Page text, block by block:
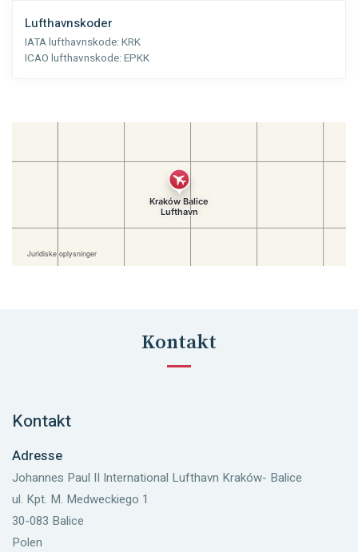
Lufthavnskoder
IATA lufthavnskode:KRK
ICAO lufthavnskode:EPKK
Kontakt
Kontakt
Adresse
Johannes Paul II International Lufthavn Kraków- Balice
ul. Kpt. M. Medweckiego 1
30-083 Balice
Polen